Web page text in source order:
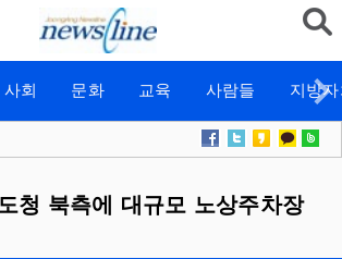
사회 문화 교육 사람들 지방
청 북측에 대규모 노상주차장